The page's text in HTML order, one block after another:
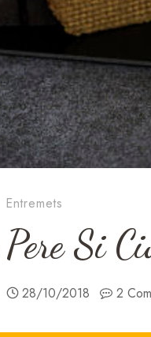
Entremets
Si
28/10/2018 2